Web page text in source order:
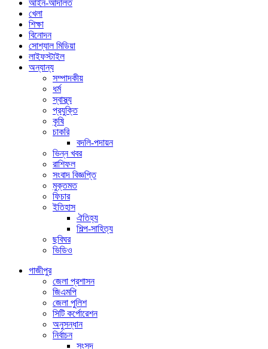
আইন-আদালত
খেলা
শিক্ষা
বিনোদন
সোশ্যাল মিডিয়া
লাইফস্টাইল
অন্যান্য
সম্পাদকীয়
ধর্ম
স্বাস্থ্য
প্রযুক্তি
কৃষি
চাকরি
বদলি-পদায়ন
ভিন্ন খবর
রাশিফল
সংবাদ বিজ্ঞপ্তি
মুক্তমত
ফিচার
ইতিহাস
ঐতিহ্য
শিল্প-সাহিত্য
ছবিঘর
ভিডিও
গাজীপুর
জেলা প্রশাসন
জিএমপি
জেলা পুলিশ
সিটি কর্পোরেশন
অনুসন্ধান
নির্বাচন
সংসদ